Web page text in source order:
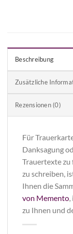
Beschreibung
Zusätzliche
Rezensionen (0)
Für
Danksagung
Trauertexte zu
zu schreiben,
Ihnen die
von Memento
zu Ihnen und